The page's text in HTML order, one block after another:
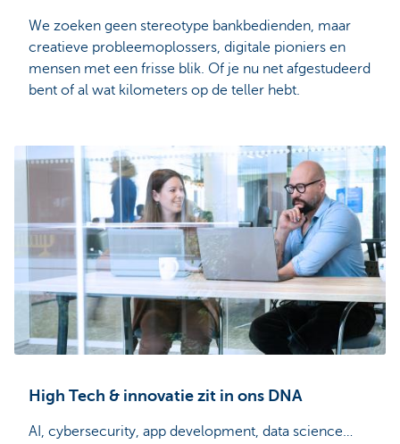
We zoeken geen stereotype bankbedienden, maar
creatieve probleemoplossers, digitale pioniers en
mensen met een frisse blik. Of je nu net afgestudeerd
bent of al wat kilometers op de teller hebt.
High Tech & innovatie zit in ons DNA
AI, cybersecurity, app development, data science…